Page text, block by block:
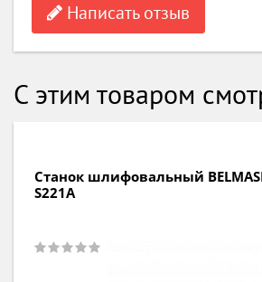
Написать отзыв
С этим товаром
Станок шлифовальный
S221A